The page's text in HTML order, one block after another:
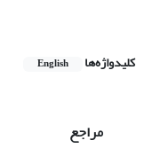
کلیدواژه‌ها English
مراجع